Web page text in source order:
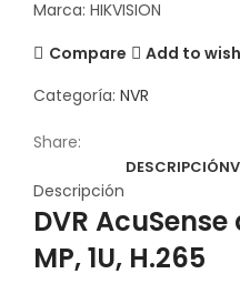
Marca: HIKVISION
Compare
Add to
Categoría: NVR
Share:
DESCRIPCIÓN
Descripción
DVR
MP, 1U, H.265